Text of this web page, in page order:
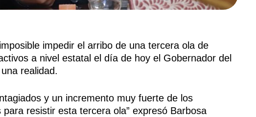
impedir el arribo de una tercera ola de
a nivel estatal el día de hoy el Gobernador del
realidad.
y un incremento muy fuerte de los
resistir esta tercera ola” expresó Barbosa